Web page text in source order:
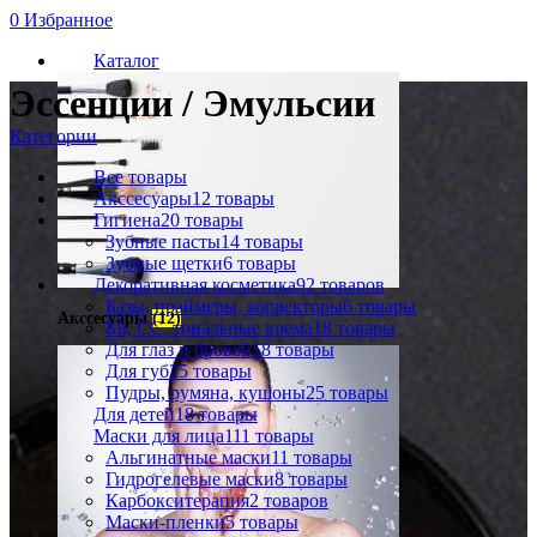
0 Избранное
Каталог
Акссесуары(12)
Эссенции / Эмульсии
Категории
Всетовары
Акссесуары12 товары
Гигиена20 товары
Зубные пасты14 товары
Зубные щетки6 товары
Декоративная косметика92 товаров
Базы, праймеры, корректоры6 товары
ББ, СС, тональные крема18 товары
Для глаз и бровей18 товары
Для губ25 товары
Пудры, румяна, кушоны25 товары
Для детей18 товары
Маски для лица111 товары
Альгинатные маски11 товары
Гидрогелевые маски8 товары
Карбокситерапия2 товаров
Маски-пленки5 товары